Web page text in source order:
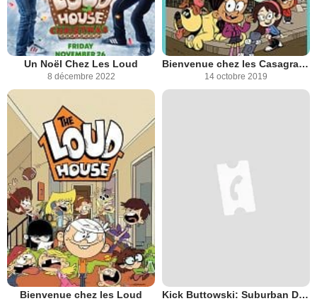
Un Noël Chez Les Loud
8 décembre 2022
Bienvenue chez les Casagrandes
14 octobre 2019
Bienvenue chez les Loud Kick Buttowski: Suburban Daredevil